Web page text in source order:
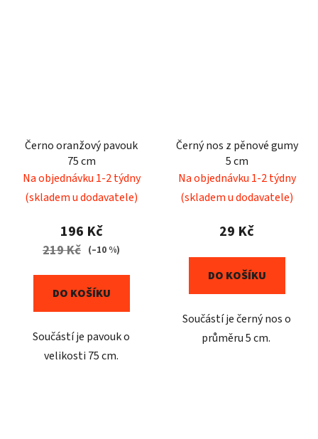
Černo oranžový pavouk
75 cm
Na objednávku 1-2 týdny
(skladem u dodavatele)
196 Kč
219 Kč (–10 %)
DO KOŠÍKU
Součástí je pavouk o
velikosti 75 cm.
Černý nos z pěnové gumy
5 cm
Na objednávku 1-2 týdny
(skladem u dodavatele)
29 Kč
DO KOŠÍKU
Součástí je černý nos o
průměru 5 cm.